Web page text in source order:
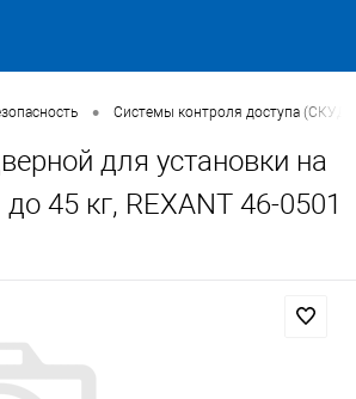
• Системы контроля доступа (СКУД)
для установки на
45 кг, REXANT 46-0501